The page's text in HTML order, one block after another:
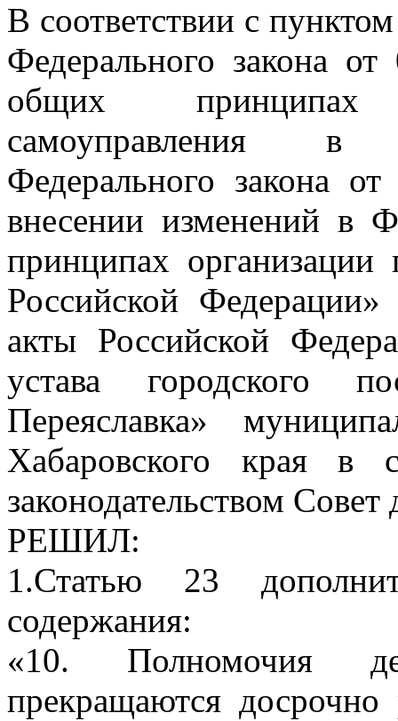
В соответствии с
Федерального закона
общих принципах
самоуправления в
Федерального
внесении изменений в
принципах организации
Российской Федерации»
акты Российской
устава городского
Переяславка»
Хабаровского края в
законодательством Совет
РЕШИЛ:
1.Статью 23
содержания:
«10. Полномочия
прекращаются